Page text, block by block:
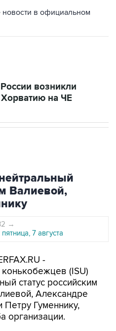
новости в официальном
возникли
на ЧЕ
Валиевой,
→
7 августа
-
(ISU)
статус российским
Александре
Петру Гуменнику,
организации.